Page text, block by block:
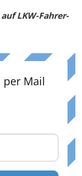
LKW-Fahrer-
per Mail